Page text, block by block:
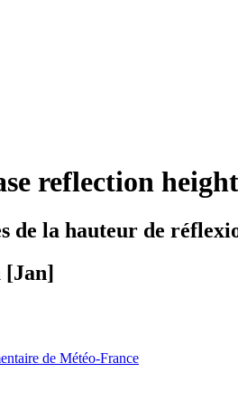
reflection
de la hauteur de
[Jan]
de Météo-France